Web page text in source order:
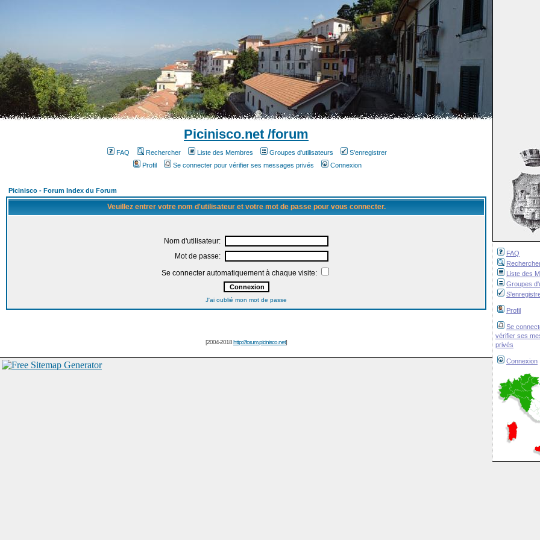
FAQ
Liste des
Groupes
Profil
Se
vérifier ses
privés
Connexion
Picinisco.net /forum
FAQ Rechercher Liste des Membres Groupes d'utilisateurs
S'enregistrer
Profil
Se connecter pour vérifier ses messages privés Connexion
Picinisco - Forum Index du Forum
Veuillez entrer votre nom d'utilisateur et votre mot de passe pour vous connecter.
Nom d'utilisateur:
Mot de passe:
Se connecter automatiquement à chaque visite:
J'ai oublié mon mot de passe
[2004-2018http://forum.picinisco.net]